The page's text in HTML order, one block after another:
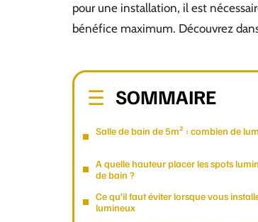
pour une installation, il est
bénéfice maximum. Découvrez
SOMMAIRE
Salle de bain de 5m² : combien de
A quelle hauteur placer les spots
de bain ?
Ce qu’il faut éviter lorsque vous
lumineux